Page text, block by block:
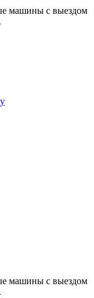
машины с выездом
машины с выездом